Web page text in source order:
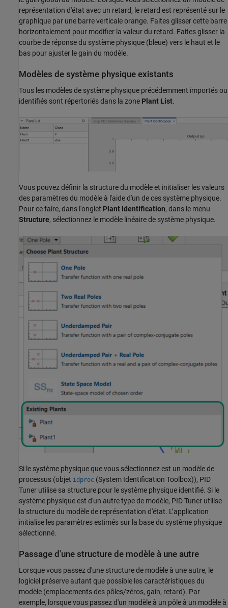
représentation d'état avec un retard, le retard est représenté sur le
graphique par une barre verticale orange. Faites glisser cette barre
horizontalement pour modifier la valeur du retard. Faites glisser la
courbe de réponse du système physique (bleue) vers le haut et le
bas pour ajuster le gain du modèle.
Modèles de système physique existants
Tous les modèles de système physique précédemment importés ou
identifiés sont répertoriés dans la zone Plant List.
Vous pouvez définir la structure du modèle et initialiser les valeurs
des paramètres du modèle à l'aide d'un de ces système physique.
Pour ce faire, dans l'onglet Plant Identification, dans le menu
Structure, sélectionnez le modèle linéaire de système physique.
Si le système physique que vous sélectionnez est un modèle de
processus (objet idproc (System Identification Toolbox)), PID
Tuner utilise sa structure pour le système physique identifié. Si le
système physique est d'un autre type de modèle, PID Tuner utilise
la structure du modèle de représentation d'état. L’application
initialise les paramètres estimés sur la base du système physique
sélectionné.
Passage d'une structure de modèle à une autre
Lorsque vous passez d'une structure de modèle à une autre, le
logiciel préserve autant que possible les caractéristiques du
modèle (emplacements des pôles/zéros, gain, retard). Par
exemple, lorsque vous passez d'un modèle à un pôle à un modèle à